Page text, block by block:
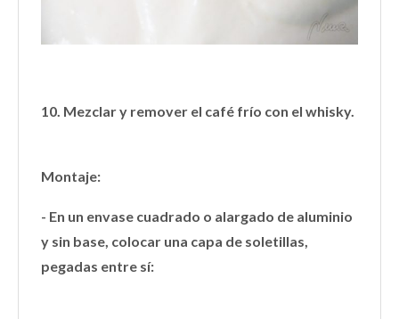
10. Mezclar y remover el café frío con el whisky.
Montaje:
- En un envase cuadrado o alargado de aluminio
y sin base, colocar una capa de soletillas,
pegadas entre sí: